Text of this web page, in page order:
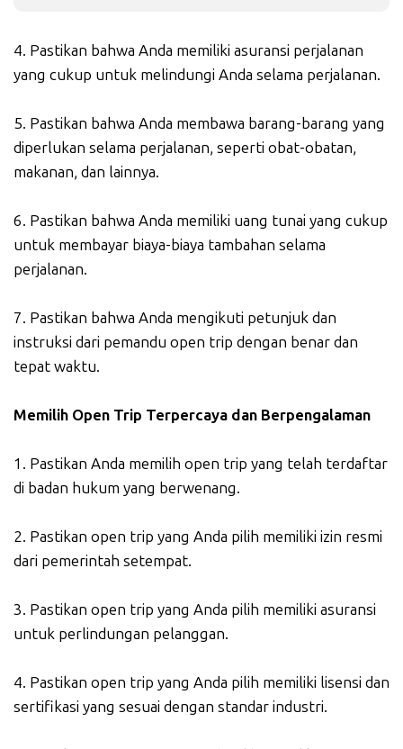
4. Pastikan bahwa Anda memiliki asuransi perjalanan
yang cukup untuk melindungi Anda selama perjalanan.
5. Pastikan bahwa Anda membawa barang-barang yang
diperlukan selama perjalanan, seperti obat-obatan,
makanan, dan lainnya.
6. Pastikan bahwa Anda memiliki uang tunai yang cukup
untuk membayar biaya-biaya tambahan selama
perjalanan.
7. Pastikan bahwa Anda mengikuti petunjuk dan
instruksi dari pemandu open trip dengan benar dan
tepat waktu.
Memilih Open Trip Terpercaya dan Berpengalaman
1. Pastikan Anda memilih open trip yang telah terdaftar
di badan hukum yang berwenang.
2. Pastikan open trip yang Anda pilih memiliki izin resmi
dari pemerintah setempat.
3. Pastikan open trip yang Anda pilih memiliki asuransi
untuk perlindungan pelanggan.
4. Pastikan open trip yang Anda pilih memiliki lisensi dan
sertifikasi yang sesuai dengan standar industri.